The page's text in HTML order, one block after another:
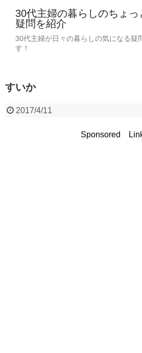
30代主婦の暮らしのちょっ
疑問を紹介
30代主婦が日々の暮らしの気になる疑
す！
すいか
2017/4/11
Sponsored